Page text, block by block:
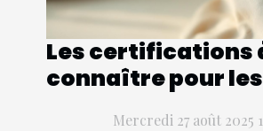
Les certifications
connaître pour
Mercredi 27 août 2025